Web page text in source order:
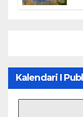
Kalendari I